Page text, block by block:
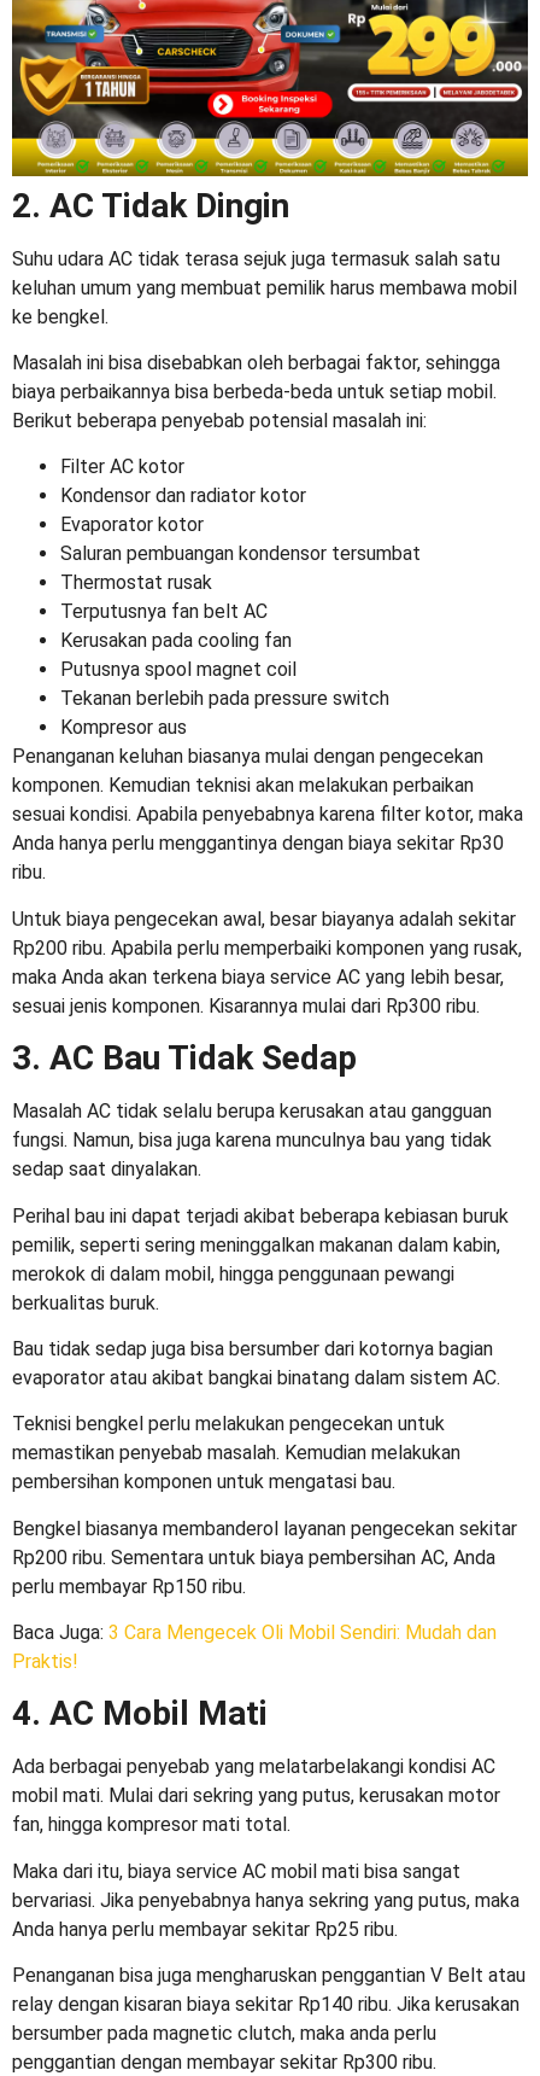
2. AC Tidak Dingin
Suhu udara AC tidak terasa sejuk juga termasuk salah satu
keluhan umum yang membuat pemilik harus membawa mobil
ke bengkel.
Masalah ini bisa disebabkan oleh berbagai faktor, sehingga
biaya perbaikannya bisa berbeda-beda untuk setiap mobil.
Berikut beberapa penyebab potensial masalah ini:
Filter AC kotor
Kondensor dan radiator kotor
Evaporator kotor
Saluran pembuangan kondensor tersumbat
Thermostat rusak
Terputusnya fan belt AC
Kerusakan pada cooling fan
Putusnya spool magnet coil
Tekanan berlebih pada pressure switch
Kompresor aus
Penanganan keluhan biasanya mulai dengan pengecekan
komponen. Kemudian teknisi akan melakukan perbaikan
sesuai kondisi. Apabila penyebabnya karena filter kotor, maka
Anda hanya perlu menggantinya dengan biaya sekitar Rp30
ribu.
Untuk biaya pengecekan awal, besar biayanya adalah sekitar
Rp200 ribu. Apabila perlu memperbaiki komponen yang rusak,
maka Anda akan terkena biaya service AC yang lebih besar,
sesuai jenis komponen. Kisarannya mulai dari Rp300 ribu.
3. AC Bau Tidak Sedap
Masalah AC tidak selalu berupa kerusakan atau gangguan
fungsi. Namun, bisa juga karena munculnya bau yang tidak
sedap saat dinyalakan.
Perihal bau ini dapat terjadi akibat beberapa kebiasan buruk
pemilik, seperti sering meninggalkan makanan dalam kabin,
merokok di dalam mobil, hingga penggunaan pewangi
berkualitas buruk.
Bau tidak sedap juga bisa bersumber dari kotornya bagian
evaporator atau akibat bangkai binatang dalam sistem AC.
Teknisi bengkel perlu melakukan pengecekan untuk
memastikan penyebab masalah. Kemudian melakukan
pembersihan komponen untuk mengatasi bau.
Bengkel biasanya membanderol layanan pengecekan sekitar
Rp200 ribu. Sementara untuk biaya pembersihan AC, Anda
perlu membayar Rp150 ribu.
Baca Juga: 3 Cara Mengecek Oli Mobil Sendiri: Mudah dan
Praktis!
4. AC Mobil Mati
Ada berbagai penyebab yang melatarbelakangi kondisi AC
mobil mati. Mulai dari sekring yang putus, kerusakan motor
fan, hingga kompresor mati total.
Maka dari itu, biaya service AC mobil mati bisa sangat
bervariasi. Jika penyebabnya hanya sekring yang putus, maka
Anda hanya perlu membayar sekitar Rp25 ribu.
Penanganan bisa juga mengharuskan penggantian V Belt atau
relay dengan kisaran biaya sekitar Rp140 ribu. Jika kerusakan
bersumber pada magnetic clutch, maka anda perlu
penggantian dengan membayar sekitar Rp300 ribu.